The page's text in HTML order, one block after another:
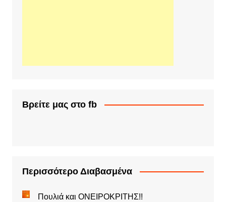
Βρείτε μας στο fb
Περισσότερο Διαβασμένα
Πουλιά και ΟΝΕΙΡΟΚΡΙΤΗΣ!!